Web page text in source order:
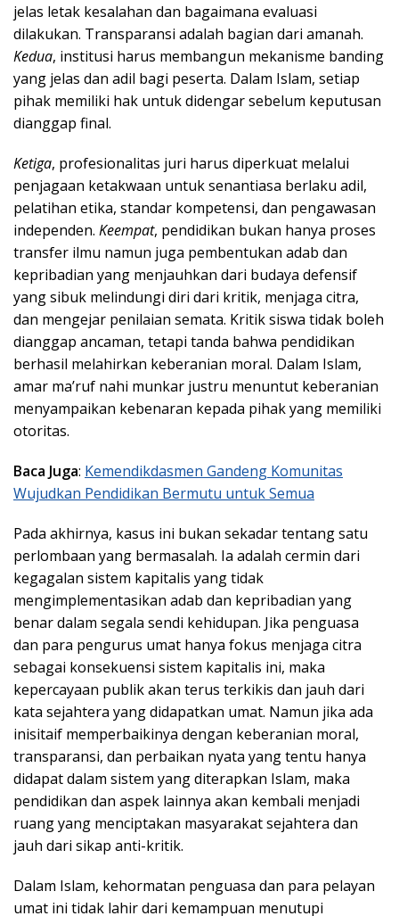
jelas letak kesalahan dan bagaimana evaluasi
dilakukan. Transparansi adalah bagian dari amanah.
Kedua, institusi harus membangun mekanisme banding
yang jelas dan adil bagi peserta. Dalam Islam, setiap
pihak memiliki hak untuk didengar sebelum keputusan
dianggap final.
Ketiga, profesionalitas juri harus diperkuat melalui
penjagaan ketakwaan untuk senantiasa berlaku adil,
pelatihan etika, standar kompetensi, dan pengawasan
independen. Keempat, pendidikan bukan hanya proses
transfer ilmu namun juga pembentukan adab dan
kepribadian yang menjauhkan dari budaya defensif
yang sibuk melindungi diri dari kritik, menjaga citra,
dan mengejar penilaian semata. Kritik siswa tidak boleh
dianggap ancaman, tetapi tanda bahwa pendidikan
berhasil melahirkan keberanian moral. Dalam Islam,
amar ma’ruf nahi munkar justru menuntut keberanian
menyampaikan kebenaran kepada pihak yang memiliki
otoritas.
Baca Juga: Kemendikdasmen Gandeng Komunitas
Wujudkan Pendidikan Bermutu untuk Semua
Pada akhirnya, kasus ini bukan sekadar tentang satu
perlombaan yang bermasalah. Ia adalah cermin dari
kegagalan sistem kapitalis yang tidak
mengimplementasikan adab dan kepribadian yang
benar dalam segala sendi kehidupan. Jika penguasa
dan para pengurus umat hanya fokus menjaga citra
sebagai konsekuensi sistem kapitalis ini, maka
kepercayaan publik akan terus terkikis dan jauh dari
kata sejahtera yang didapatkan umat. Namun jika ada
inisitaif memperbaikinya dengan keberanian moral,
transparansi, dan perbaikan nyata yang tentu hanya
didapat dalam sistem yang diterapkan Islam, maka
pendidikan dan aspek lainnya akan kembali menjadi
ruang yang menciptakan masyarakat sejahtera dan
jauh dari sikap anti-kritik.
Dalam Islam, kehormatan penguasa dan para pelayan
umat ini tidak lahir dari kemampuan menutupi